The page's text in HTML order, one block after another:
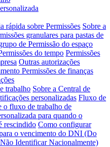
rápida sobre Permissões Sobre a
granulares para pastas de
de Permissão do espaço
do tempo Permissões
Outras autorizações
Permissões de finanças
trabalho Sobre a Central de
personalizadas Fluxo de
o fluxo de trabalho de
para quando o
rescindido Como configurar
o vencimento do DNI (Do
Identificar Nacionalmente)